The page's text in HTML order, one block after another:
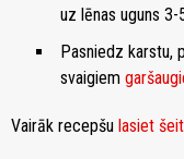
uz lēnas uguns 3-
Pasniedz karstu,
svaigiem
Vairāk recepšu lasiet